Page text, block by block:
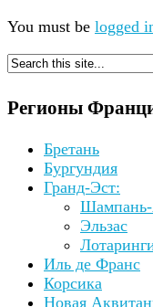
You must be logged
Регионы
Бретань
Бургундия
Гранд-Эст:
Эльзас
Иль де Франс
Корсика
Новая